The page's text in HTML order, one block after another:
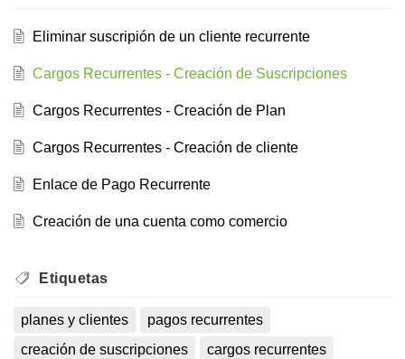
Eliminar suscripión de un cliente recurrente
Cargos Recurrentes - Creación de Suscripciones
Cargos Recurrentes - Creación de Plan
Cargos Recurrentes - Creación de cliente
Enlace de Pago Recurrente
Creación de una cuenta como comercio
Etiquetas
planes y clientes
pagos recurrentes
creación de suscripciones
cargos recurrentes